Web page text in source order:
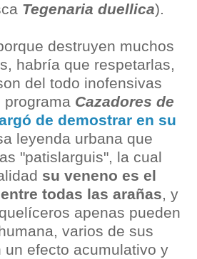
Tegenaria duellica).
destruyen muchos
habría que respetarlas,
del todo inofensivas
programa Cazadores de
de demostrar en su
leyenda urbana que
"patislarguis", la cual
su veneno es el
todas las arañas, y
apenas pueden
varios de sus
un efecto acumulativo y